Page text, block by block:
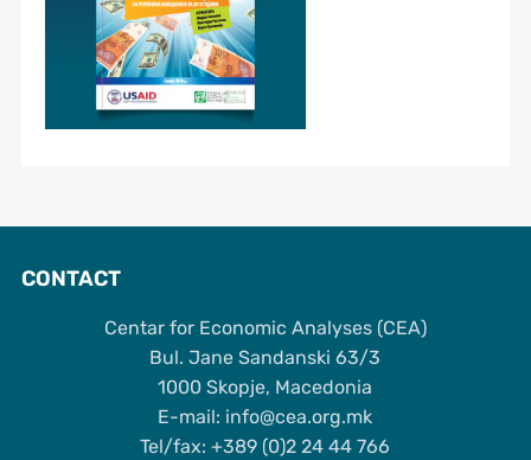
CONTACT
Centar for Economic Analyses (CEA)
Bul. Jane Sandanski 63/3
1000 Skopje, Macedonia
Е-mail: info@cea.org.mk
Tel/fax: +389 (0)2 24 44 766